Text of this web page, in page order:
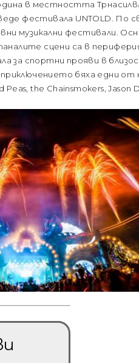
в местността
фестивала UNTOLD. По
музикални фестивали.
сцени са в
за спортни прояви в
бяха едни
the Chainsmokers, Jason